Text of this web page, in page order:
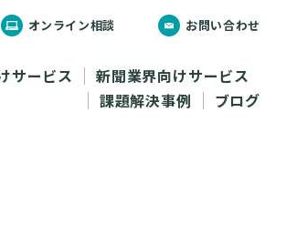
オンライン相談 お問い合わせ
サービス
新聞業界向けサービス
課題解決事例
ブログ